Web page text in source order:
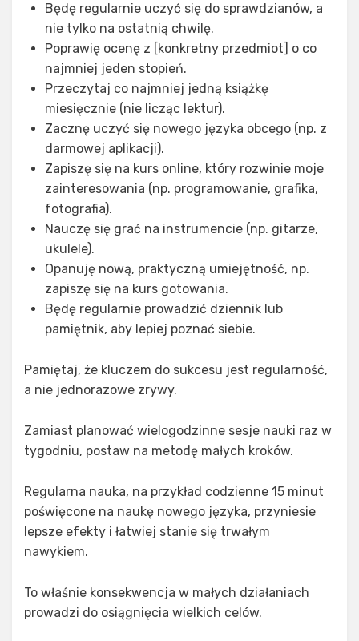
Będę regularnie uczyć się do sprawdzianów, a
nie tylko na ostatnią chwilę.
Poprawię ocenę z [konkretny przedmiot] o co
najmniej jeden stopień.
Przeczytaj co najmniej jedną książkę
miesięcznie (nie licząc lektur).
Zacznę uczyć się nowego języka obcego (np. z
darmowej aplikacji).
Zapiszę się na kurs online, który rozwinie moje
zainteresowania (np. programowanie, grafika,
fotografia).
Nauczę się grać na instrumencie (np. gitarze,
ukulele).
Opanuję nową, praktyczną umiejętność, np.
zapiszę się na kurs gotowania.
Będę regularnie prowadzić dziennik lub
pamiętnik, aby lepiej poznać siebie.
Pamiętaj, że kluczem do sukcesu jest regularność,
a nie jednorazowe zrywy.
Zamiast planować wielogodzinne sesje nauki raz w
tygodniu, postaw na metodę małych kroków.
Regularna nauka, na przykład codzienne 15 minut
poświęcone na naukę nowego języka, przyniesie
lepsze efekty i łatwiej stanie się trwałym
nawykiem.
To właśnie konsekwencja w małych działaniach
prowadzi do osiągnięcia wielkich celów.